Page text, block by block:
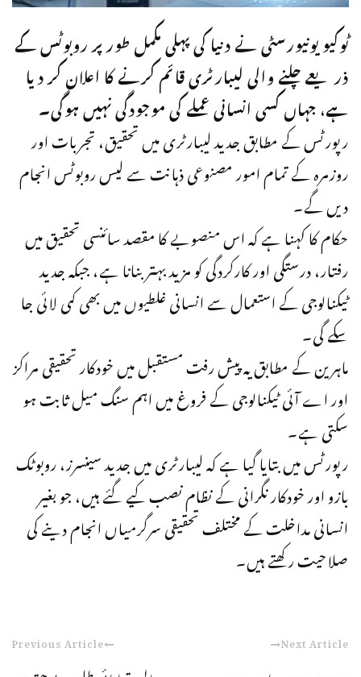
ٹوکیو یونیورسٹی نے دنیا کی پہلی مکمل طور پر روبوٹس کے
ذریعے چلنے والی لیبارٹری قائم کرنے کا اعلان کر دیا
ہے، جہاں کسی انسانی عملے کی موجودگی نہیں ہوگی۔
رپورٹس کے مطابق جدید لیبارٹری میں تحقیق، تجربات اور
روزمرہ کے تمام امور مصنوعی ذہانت سے لیس روبوٹس انجام
دیں گے۔
حکام کا کہنا ہے کہ اس منصوبے کا مقصد سائنسی تحقیق میں
رفتار، درستگی اور کارکردگی کو مزید بہتر بنانا ہے، جبکہ جدید
ٹیکنالوجی کے استعمال سے انسانی غلطیوں میں بھی کمی لائی جا
سکے گی۔
ماہرین کے مطابق یہ پیش رفت مستقبل میں خودکار تحقیقی مراکز
اور اے آئی ٹیکنالوجی کے فروغ میں اہم سنگ میل ثابت ہو
سکتی ہے۔
رپورٹس میں بتایا گیا ہے کہ لیبارٹری میں جدید سینسرز، روبوٹک
بازو اور خودکار نگرانی کے نظام نصب کیے گئے ہیں، جو بغیر
انسانی مداخلت کے مختلف تحقیقی سرگرمیاں انجام دینے کی
صلاحیت رکھتے ہیں۔
Previous Article Next Article